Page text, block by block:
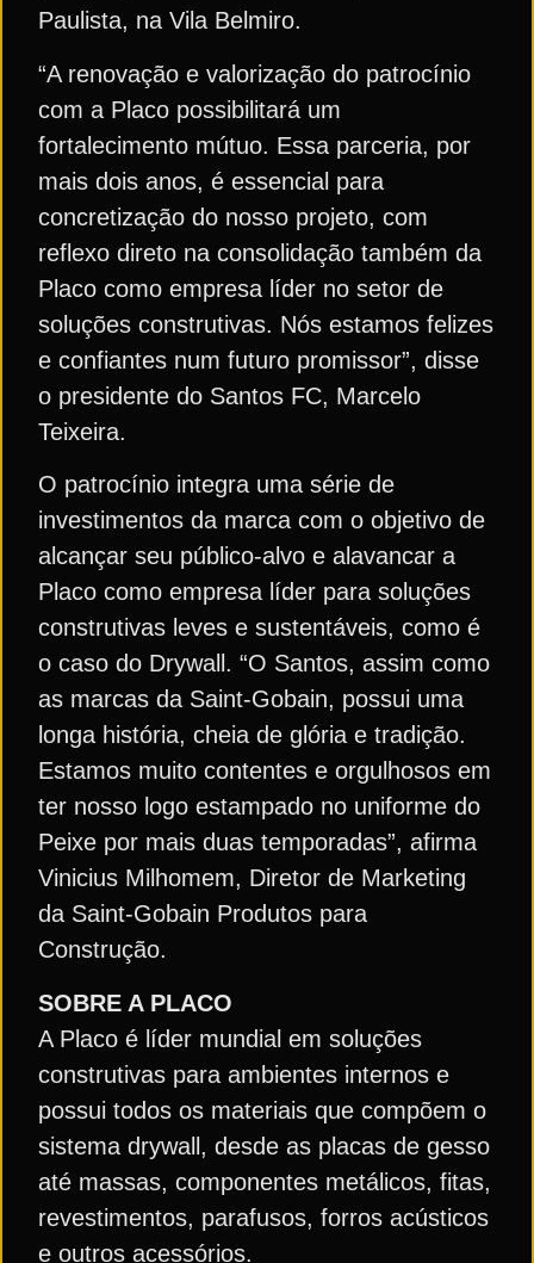
Paulista, na Vila Belmiro.
“A renovação e valorização do patrocínio
com a Placo possibilitará um
fortalecimento mútuo. Essa parceria, por
mais dois anos, é essencial para
concretização do nosso projeto, com
reflexo direto na consolidação também da
Placo como empresa líder no setor de
soluções construtivas. Nós estamos felizes
e confiantes num futuro promissor”, disse
o presidente do Santos FC, Marcelo
Teixeira.
O patrocínio integra uma série de
investimentos da marca com o objetivo de
alcançar seu público-alvo e alavancar a
Placo como empresa líder para soluções
construtivas leves e sustentáveis, como é
o caso do Drywall. “O Santos, assim como
as marcas da Saint-Gobain, possui uma
longa história, cheia de glória e tradição.
Estamos muito contentes e orgulhosos em
ter nosso logo estampado no uniforme do
Peixe por mais duas temporadas”, afirma
Vinicius Milhomem, Diretor de Marketing
da Saint-Gobain Produtos para
Construção.
SOBRE A PLACO
A Placo é líder mundial em soluções
construtivas para ambientes internos e
possui todos os materiais que compõem o
sistema drywall, desde as placas de gesso
até massas, componentes metálicos, fitas,
revestimentos, parafusos, forros acústicos
e outros acessórios.